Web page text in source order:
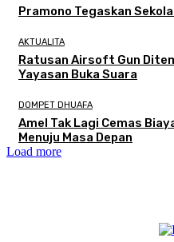
Pramono Tegaskan
AKTUALITA
Ratusan Airsoft Gun
Yayasan Buka Suara
DOMPET DHUAFA
Amel Tak Lagi Cemas
Menuju Masa Depan
Load more